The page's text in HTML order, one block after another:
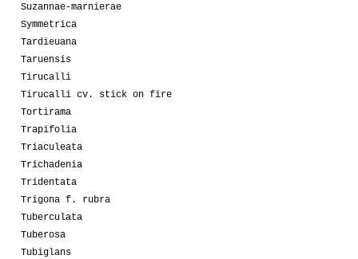
Suzannae-marnierae
Symmetrica
Tardieuana
Taruensis
Tirucalli
Tirucalli cv. stick on fire
Tortirama
Trapifolia
Triaculeata
Trichadenia
Tridentata
Trigona f. rubra
Tuberculata
Tuberosa
Tubiglans